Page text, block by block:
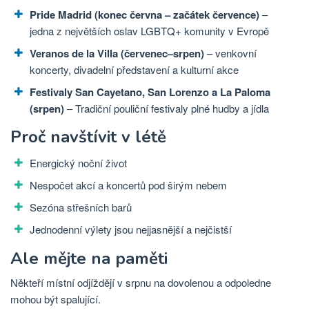
Pride Madrid (konec června – začátek července)–
jedna z největších oslav LGBTQ+ komunity v Evropě
Veranos de la Villa (červenec–srpen)– venkovní
koncerty, divadelní představení a kulturní akce
Festivaly San Cayetano, San Lorenzo a La Paloma
(srpen)– Tradiční pouliční festivaly plné hudby a jídla
Proč navštívit v létě
Energický noční život
Nespočet akcí a koncertů pod širým nebem
Sezóna střešních barů
Jednodenní výlety jsou nejjasnější a nejčistší
Ale mějte na paměti
Někteří místní odjíždějí v srpnu na dovolenou a odpoledne
mohou být spalující.